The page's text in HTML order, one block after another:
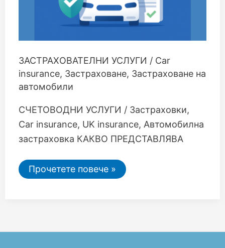
ЗАСТРАХОВАТЕЛНИ УСЛУГИ / Car
insurance, Застраховане, Застраховане на
автомобили
СЧЕТОВОДНИ УСЛУГИ / Застраховки,
Car insurance, UK insurance, Автомобилна
застраховка КАКВО ПРЕДСТАВЛЯВА
Прочетете повече »